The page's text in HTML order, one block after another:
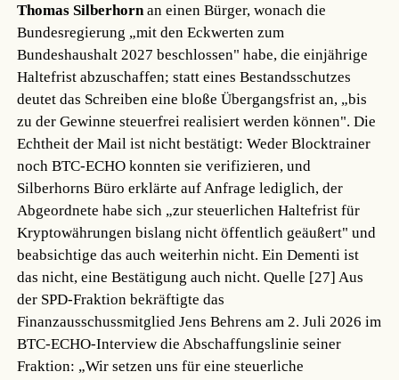
Thomas Silberhornan einen Bürger, wonach die
Bundesregierung „mit den Eckwerten zum
Bundeshaushalt 2027 beschlossen" habe, die einjährige
Haltefrist abzuschaffen; statt eines Bestandsschutzes
deutet das Schreiben eine bloße Übergangsfrist an, „bis
zu der Gewinne steuerfrei realisiert werden können". Die
Echtheit der Mail ist nicht bestätigt: Weder Blocktrainer
noch BTC-ECHO konnten sie verifizieren, und
Silberhorns Büro erklärte auf Anfrage lediglich, der
Abgeordnete habe sich „zur steuerlichen Haltefrist für
Kryptowährungen bislang nicht öffentlich geäußert" und
beabsichtige das auch weiterhin nicht. Ein Dementi ist
das nicht, eine Bestätigung auch nicht.Quelle [27] Aus
der SPD-Fraktion bekräftigte das
Finanzausschussmitglied Jens Behrens am 2. Juli 2026 im
BTC-ECHO-Interview die Abschaffungslinie seiner
Fraktion: „Wir setzen uns für eine steuerliche